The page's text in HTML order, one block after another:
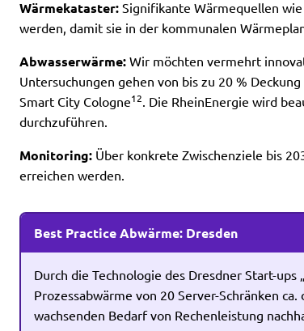
Wärmekataster: Signifikante Wärmequellen
werden, damit sie in der kommunalen
Abwasserwärme: Wir möchten vermehrt
Untersuchungen gehen von bis zu 20 %
Smart City Cologne12. Die RheinEnergie wird
durchzuführen.
Monitoring: Über konkrete Zwischenziele bis
erreichen werden.
Best Practice Abwärme: Dresden
Durch die Technologie des Dresdner Start-
Prozessabwärme von 20 Server-Schränken
wachsenden Bedarf von Rechenleistung